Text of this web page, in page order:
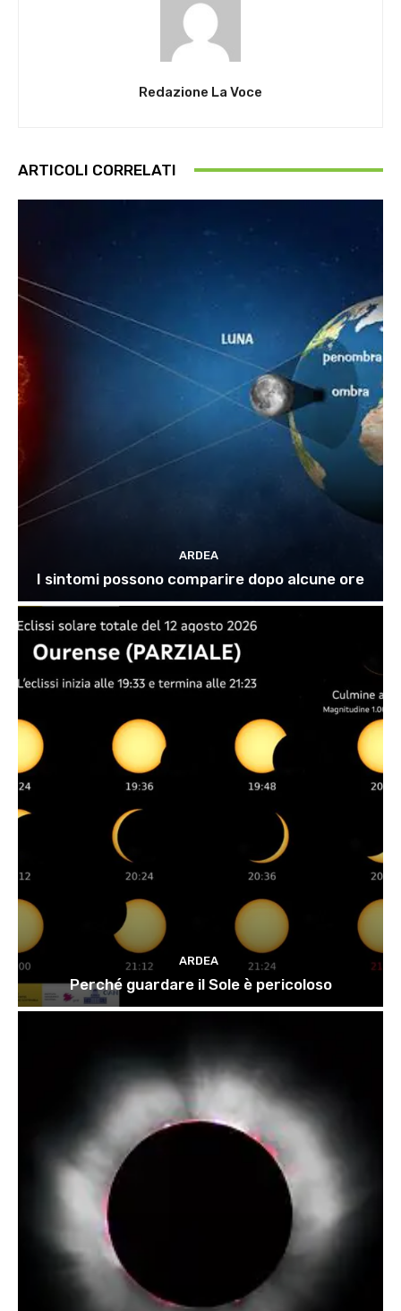
Redazione La Voce
ARTICOLI CORRELATI
ARDEA
I sintomi possono comparire dopo alcune ore
ARDEA
Perché guardare il Sole è pericoloso